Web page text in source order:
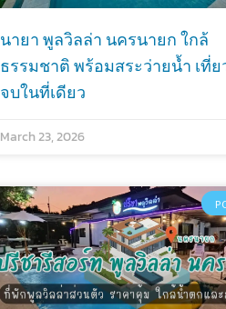
นายา พูลวิลล่า นครนายก ใกล้
ธรรมชาติ พร้อมสระว่ายน้ำ เที่
จบในที่เดียว
March 23, 2026